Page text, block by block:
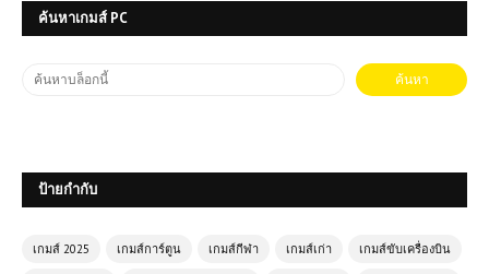
ค้นหาเกมส์ PC
ป้ายกำกับ
เกมส์ 2025 เกมส์การ์ตูน เกมส์กีฬา เกมส์เก่า เกมส์ขับเครื่องบิน
จักรยานสุดมันส์ เล่นฟรี เกมออนไลน์สาย
เล่นเกมส์ออนไลน์ฟรี GTA Simulator –